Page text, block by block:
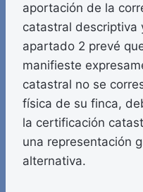
aportación de la
catastral descriptiva
apartado 2 prevé
manifieste
catastral no se
física de su finca,
la certificación
una representación
alternativa.